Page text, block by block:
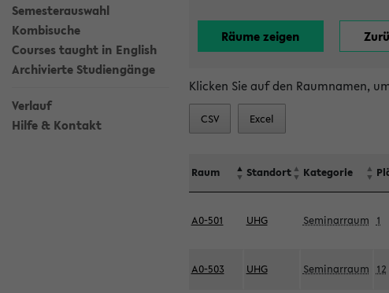
Semesterauswahl
Kombisuche
Courses taught in English
Archivierte Studiengänge
Verlauf
Hilfe & Kontakt
Klicken Sie auf den Raumnamen,
CSV Excel
Raum Standort Kategorie
A0-501 UHG Seminarraum 1
A0-503 UHG Seminarraum 12